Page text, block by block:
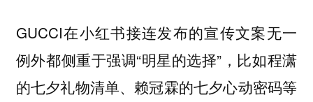
GUCCI在小红书接连发布的宣传文案无一
例外都侧重于强调“明星的选择”，比如程潇
的七夕礼物清单、赖冠霖的七夕心动密码等